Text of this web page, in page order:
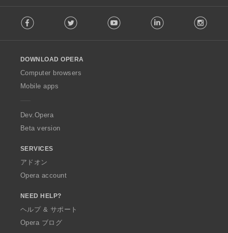
o
w
O
p
a
Facebook Twitter Youtube LinkedIn
DOWNLOAD OPERA
Computer browsers
Mobile apps
Dev.Opera
Beta version
SERVICES
アドオン
Opera account
NEED HELP?
ヘルプ & サポート
Opera ブログ